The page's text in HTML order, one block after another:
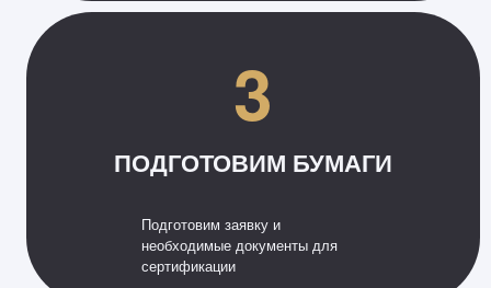
3
ПОДГОТОВИМ БУМАГИ
Подготовим заявку и
необходимые документы для
сертификации